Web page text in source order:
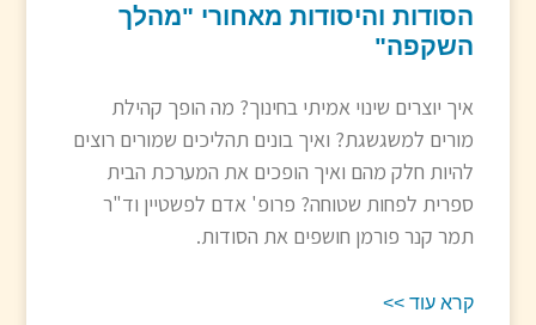
הסודות והיסודות מאחורי "מהלך
השקפה"
איך יוצרים שינוי אמיתי בחינוך? מה הופך קהילת
מורים למשגשגת? ואיך בונים תהליכים שמורים רוצים
להיות חלק מהם ואיך הופכים את המערכת הבית
ספרית לפחות שטוחה? פרופ' אדם לפשטיין וד"ר
תמר קנר פורמן חושפים את הסודות.
קרא עוד >>